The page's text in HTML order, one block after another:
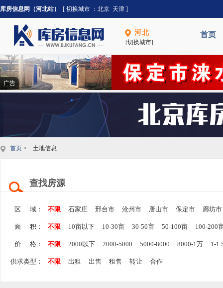
库房信息网（河北站） [ 切换城市 ： 北京 天津 ]
河北
[切换城市]
首页
广告
首页 > 土地信息
查找房源
区 域： 不限 石家庄 邢台市 沧州市 唐山市 保定市 廊坊市
面 积： 不限 10亩以下 10-30亩 30-50亩 50-100亩 100-200
价 格： 不限 2000以下 2000-5000 5000-8000 8000-1万 1-
供求类型： 不限 出租 出售 租售 转让 合作